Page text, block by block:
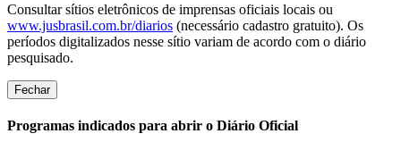
Consultar sítios eletrônicos de imprensas oficiais locais ou
www.jusbrasil.com.br/diarios (necessário cadastro gratuito). Os
períodos digitalizados nesse sítio variam de acordo com o diário
pesquisado.
Fechar
Programas indicados para abrir o Diário Oficial